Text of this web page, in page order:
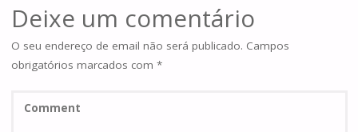
Deixe um comentário
O seu endereço de email não será publicado. Campos
obrigatórios marcados com *